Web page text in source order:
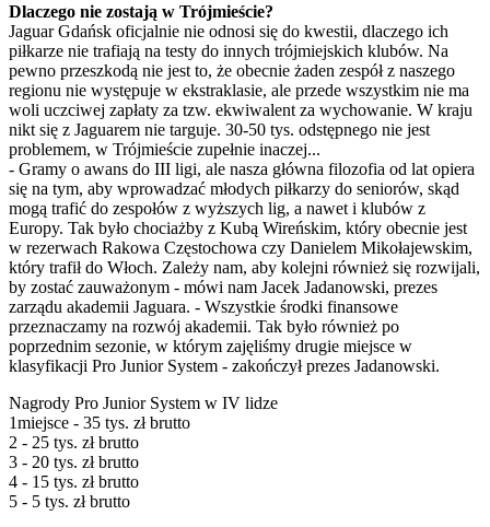
Dlaczego nie zostają w Trójmieście?
Jaguar Gdańsk oficjalnie nie odnosi się do kwestii, dlaczego ich
piłkarze nie trafiają na testy do innych trójmiejskich klubów. Na
pewno przeszkodą nie jest to, że obecnie żaden zespół z naszego
regionu nie występuje w ekstraklasie, ale przede wszystkim nie ma
woli uczciwej zapłaty za tzw. ekwiwalent za wychowanie. W kraju
nikt się z Jaguarem nie targuje. 30-50 tys. odstępnego nie jest
problemem, w Trójmieście zupełnie inaczej...
- Gramy o awans do III ligi, ale nasza główna filozofia od lat opiera
się na tym, aby wprowadzać młodych piłkarzy do seniorów, skąd
mogą trafić do zespołów z wyższych lig, a nawet i klubów z
Europy. Tak było chociażby z Kubą Wireńskim, który obecnie jest
w rezerwach Rakowa Częstochowa czy Danielem Mikołajewskim,
który trafił do Włoch. Zależy nam, aby kolejni również się rozwijali,
by zostać zauważonym - mówi nam Jacek Jadanowski, prezes
zarządu akademii Jaguara. - Wszystkie środki finansowe
przeznaczamy na rozwój akademii. Tak było również po
poprzednim sezonie, w którym zajęliśmy drugie miejsce w
klasyfikacji Pro Junior System - zakończył prezes Jadanowski.
Nagrody Pro Junior System w IV lidze
1miejsce - 35 tys. zł brutto
2 - 25 tys. zł brutto
3 - 20 tys. zł brutto
4 - 15 tys. zł brutto
5 - 5 tys. zł brutto